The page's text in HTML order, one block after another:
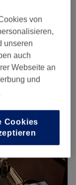
280 €
12:00–22:00
10:00– 22:00
13:00–22:00
Geschlossen
Geschlossen
–Ich bin
Schnitte,
von
unseren
auch
Webseite an
und
Cookies